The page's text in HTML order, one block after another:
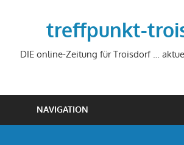
treffpunkt-
DIE online-Zeitung für Troisdorf …
NAVIGATION